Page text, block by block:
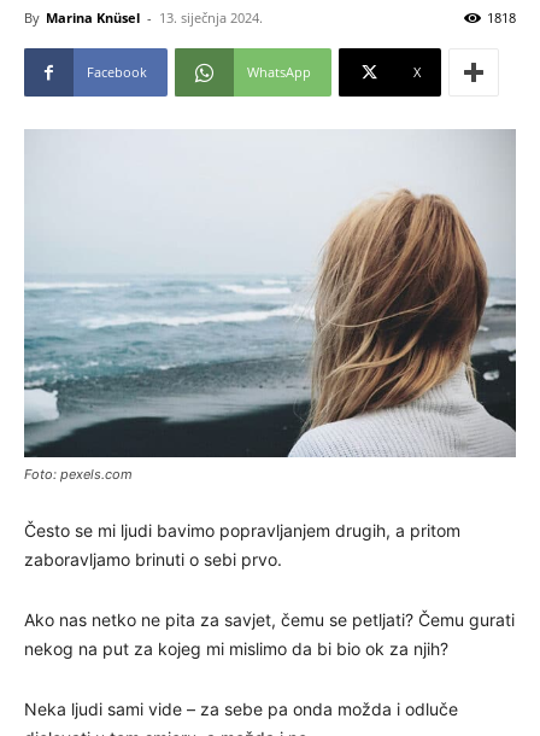
By Marina Knüsel - 13. siječnja 2024. 1818
Facebook WhatsApp X
Foto: pexels.com
Često se mi ljudi bavimo popravljanjem drugih, a pritom
zaboravljamo brinuti o sebi prvo.
Ako nas netko ne pita za savjet, čemu se petljati? Čemu gurati
nekog na put za kojeg mi mislimo da bi bio ok za njih?
Neka ljudi sami vide – za sebe pa onda možda i odluče